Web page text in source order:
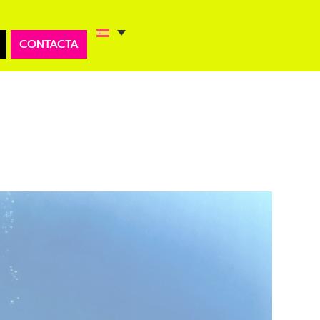
CONTACTA